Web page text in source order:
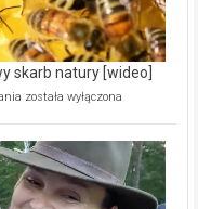
ścieków
[wideo]
skarb natury [wideo]
Ekologiczne
–
prawdziwy
skarb
natury
została wyłączona